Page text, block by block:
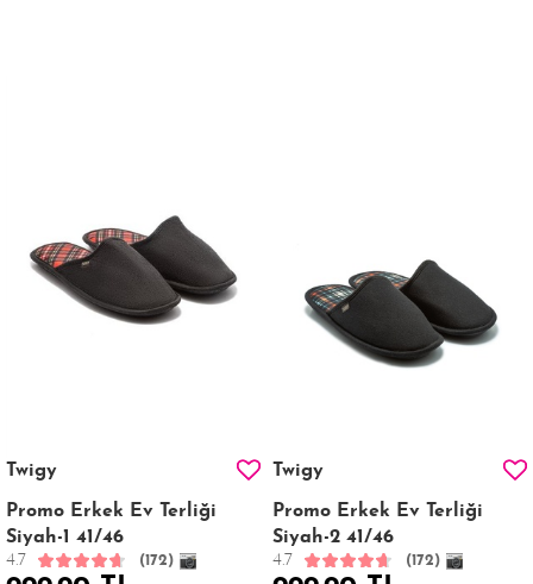
Twigy
Promo Erkek Ev Terliği
Siyah-1 41/46
4.7 (172)
Twigy
Promo Erkek Ev Terliği
Siyah-2 41/46
4.7 (172)